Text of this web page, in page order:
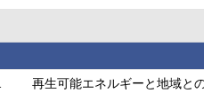
再生可能エネルギーと地域と